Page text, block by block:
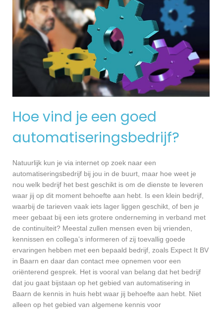
Hoe vind je een goed
automatiseringsbedrijf?
Natuurlijk kun je via internet op zoek naar een
automatiseringsbedrijf bij jou in de buurt, maar hoe weet je
nou welk bedrijf het best geschikt is om de dienste te leveren
waar jij op dit moment behoefte aan hebt. Is een klein bedrijf,
waarbij de tarieven vaak iets lager liggen geschikt, of ben je
meer gebaat bij een iets grotere onderneming in verband met
de continuïteit? Meestal zullen mensen even bij vrienden,
kennissen en collega’s informeren of zij toevallig goede
ervaringen hebben met een bepaald bedrijf, zoals Expect It BV
in Baarn en daar dan contact mee opnemen voor een
oriënterend gesprek. Het is vooral van belang dat het bedrijf
dat jou gaat bijstaan op het gebied van automatisering in
Baarn de kennis in huis hebt waar jij behoefte aan hebt. Niet
alleen op het gebied van algemene kennis voor